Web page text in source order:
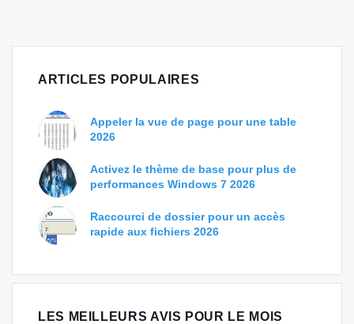
ARTICLES POPULAIRES
Appeler la vue de page pour une table
2026
Activez le thème de base pour plus de
performances Windows 7 2026
Raccourci de dossier pour un accès
rapide aux fichiers 2026
LES MEILLEURS AVIS POUR LE MOIS